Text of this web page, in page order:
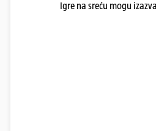
Igre na sreću mogu